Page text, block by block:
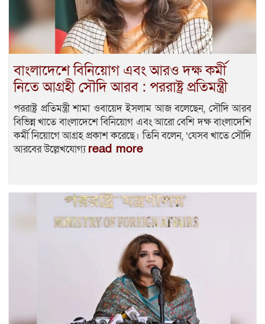
বাংলাদেশে বিনিয়োগ এবং আরও দক্ষ কর্মী
নিতে আগ্রহী সৌদি আরব : পররাষ্ট্র প্রতিমন্ত্রী
পররাষ্ট্র প্রতিমন্ত্রী শামা ওবায়েদ ইসলাম আজ বলেছেন, সৌদি আরব
বিভিন্ন খাতে বাংলাদেশে বিনিয়োগ এবং আরো বেশি দক্ষ বাংলাদেশি
কর্মী নিয়োগে আগ্রহ প্রকাশ করেছে। তিনি বলেন, ‘যেসব খাতে সৌদি
আরবের উল্লেখযোগ্যread more